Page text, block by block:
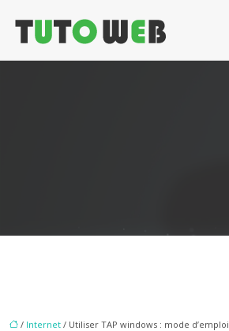
/ Internet / Utiliser TAP windows : mode d’emploi